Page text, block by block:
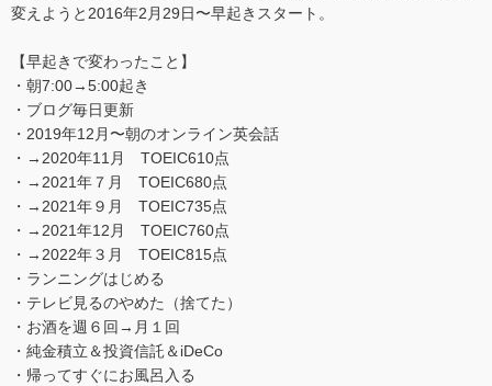
変えようと2016年2月29日〜早起きスタート。
【早起きで変わったこと】
・朝7:00→5:00起き
・ブログ毎日更新
・2019年12月〜朝のオンライン英会話
・→2020年11月 TOEIC610点
・→2021年７月 TOEIC680点
・→2021年９月 TOEIC735点
・→2021年12月 TOEIC760点
・→2022年３月 TOEIC815点
・ランニングはじめる
・テレビ見るのやめた（捨てた）
・お酒を週６回→月１回
・純金積立＆投資信託＆iDeCo
・帰ってすぐにお風呂入る